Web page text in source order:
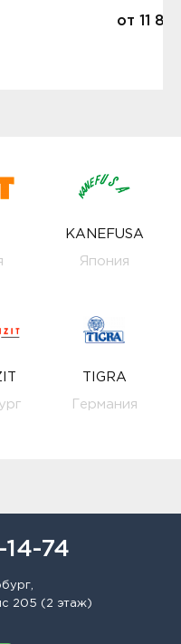
от 11
KANEFUSA
Япония
TIGRA
Германия
74
205 (2 этаж)